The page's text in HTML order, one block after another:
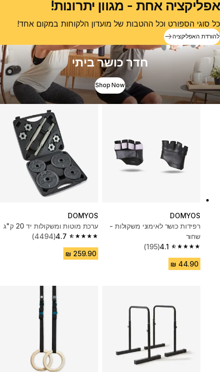
אפליקציה אחת - מגוון יתרונות!
כל סוגי הספורט וכל ההטבות של מועדון הלקוחות במקום אחד!
להורדת האפליקציה
חדר כושר ביתי
Shop Now
DOMYOS
רפידות כושר לאימוני משקולות -
שחור
4.1
(195)
DOMYOS
ערכת מוטות ומשקולות יד 20 ק"ג
4.7
(4494)